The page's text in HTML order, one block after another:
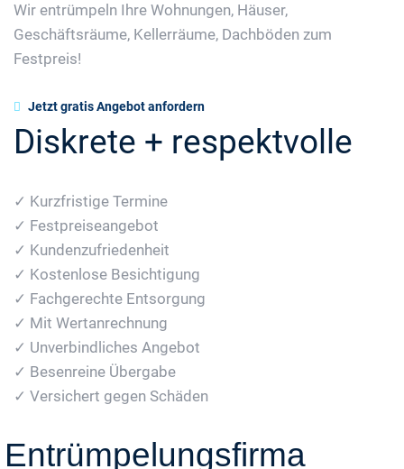
Wir entrümpeln Ihre Wohnungen, Häuser,
Geschäftsräume, Kellerräume, Dachböden zum
Festpreis!
Jetzt gratis Angebot anfordern
Diskrete + respektvolle
✓ Kurzfristige Termine
✓ Festpreiseangebot
✓ Kundenzufriedenheit
✓ Kostenlose Besichtigung
✓ Fachgerechte Entsorgung
✓ Mit Wertanrechnung
✓ Unverbindliches Angebot
✓ Besenreine Übergabe
✓ Versichert gegen Schäden
Entrümpelungsfirma